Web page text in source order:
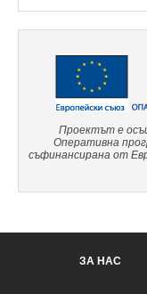
Проектът е
Оперативна
съфинансирана от
ЗА НАС